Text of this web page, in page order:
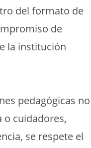
del formato de
de
la institución
pedagógicas no
o cuidadores,
se respete el